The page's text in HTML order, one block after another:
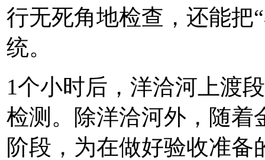
行无死角地检查，还能把
统。
1个小时后，洋洽河上渡
检测。除洋洽河外，随着
阶段，为在做好验收准